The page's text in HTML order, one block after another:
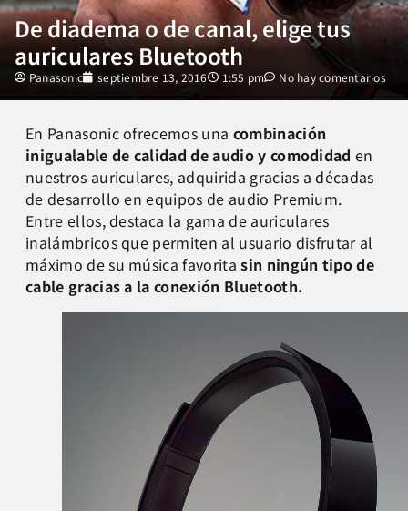
De diadema o de canal, elige tus
auriculares Bluetooth
Panasonic septiembre 13, 2016 1:55 pm No hay comentarios
En Panasonic ofrecemos una combinación
inigualable de calidad de audio y comodidad en
nuestros auriculares, adquirida gracias a décadas
de desarrollo en equipos de audio Premium.
Entre ellos, destaca la gama de auriculares
inalámbricos que permiten al usuario disfrutar al
máximo de su música favoritasin ningún tipo de
cable gracias a la conexión Bluetooth.